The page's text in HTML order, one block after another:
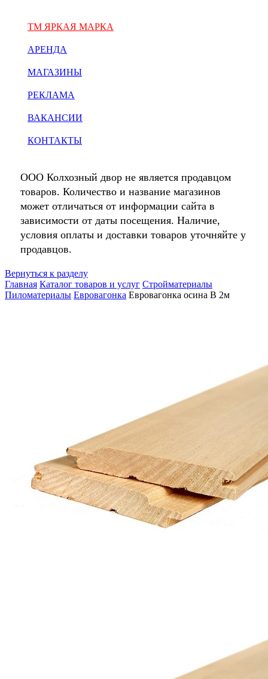
ТМ ЯРКАЯ МАРКА
АРЕНДА
МАГАЗИНЫ
РЕКЛАМА
ВАКАНСИИ
КОНТАКТЫ
ООО Колхозный двор не является продавцом
товаров. Количество и название магазинов
может отличаться от информации сайта в
зависимости от даты посещения. Наличие,
условия оплаты и доставки товаров уточняйте у
продавцов.
Вернуться к разделу
Главная Каталог товаров и услуг Стройматериалы
Пиломатериалы Евровагонка Евровагонка осина В 2м